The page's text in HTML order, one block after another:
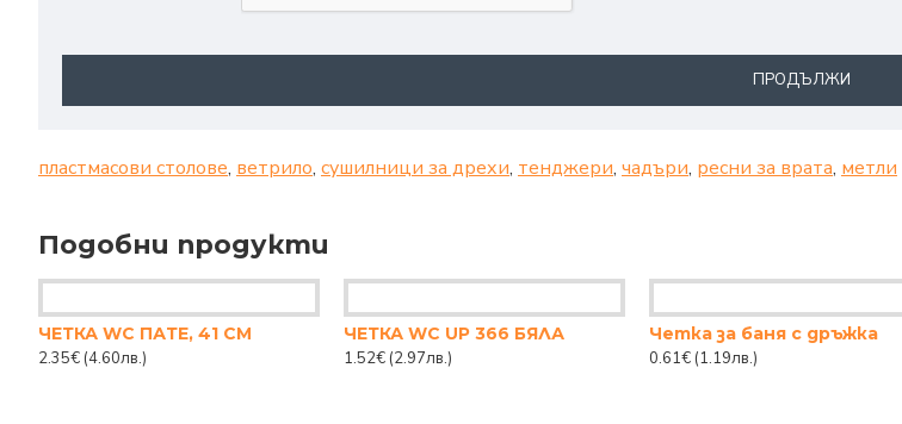
ПРОДЪЛЖИ
пластмасови столове, ветрило, сушилници за дрехи, тенджери, чадъри, ресни за врата, метли
Подобни продукти
ЧЕТКА WC ПАТЕ, 41 СМ
2.35€ (4.60лв.)
ЧЕТКА WC UP 366 БЯЛА
1.52€ (2.97лв.)
Четка за баня с дръжка
0.61€ (1.19лв.)